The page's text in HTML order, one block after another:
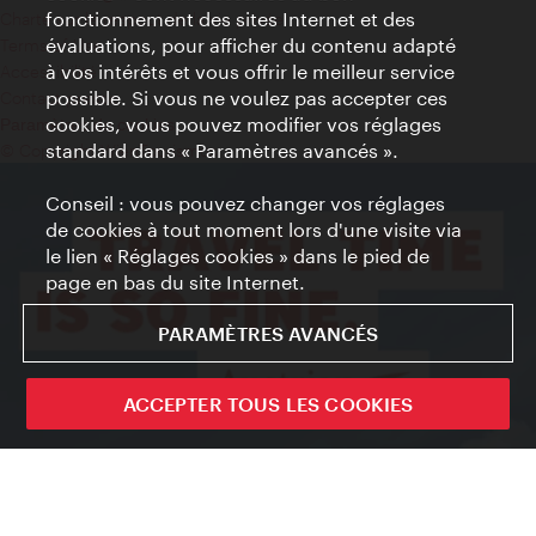
Charte sur le respect de la vie privée
Terms of Use
Accessibilité
Contact presse
Paramètres de cookies
© Copyright WienTourismus
fonctionnement des sites Internet et des
évaluations, pour afficher du contenu adapté
à vos intérêts et vous offrir le meilleur service
possible. Si vous ne voulez pas accepter ces
cookies, vous pouvez modifier vos réglages
standard dans « Paramètres avancés ».
Conseil : vous pouvez changer vos réglages
de cookies à tout moment lors d'une visite via
le lien « Réglages cookies » dans le pied de
page en bas du site Internet.
PARAMÈTRES AVANCÉS
ACCEPTER TOUS LES COOKIES